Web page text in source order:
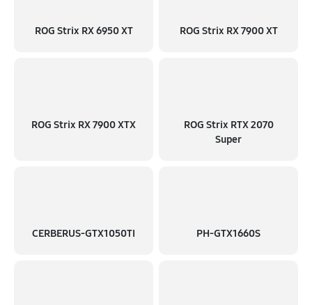
ROG Strix RX 6950 XT ROG Strix RX 7900 XT
ROG Strix RX 7900 XTX
ROG Strix RTX 2070
Super
CERBERUS-GTX1050TI PH-GTX1660S